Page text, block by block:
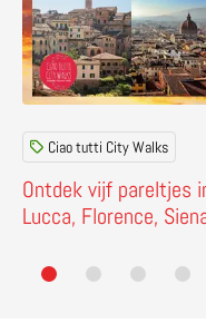
Ontdek vijf pareltjes
Lucca, Florence,
Ciao tutti City Walks